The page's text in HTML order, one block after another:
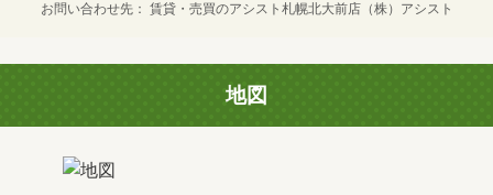
お問い合わせ先 賃貸・売買のアシスト札幌北大前店（株）アシスト
地図